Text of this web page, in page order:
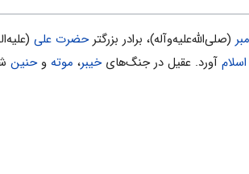
(صلی‌الله‌علیه‌و‌آله‌)، برادر بزرگترحضرت علی
اسلام آورد. عقیل در جنگ‌هایخیبر، موته وحنین